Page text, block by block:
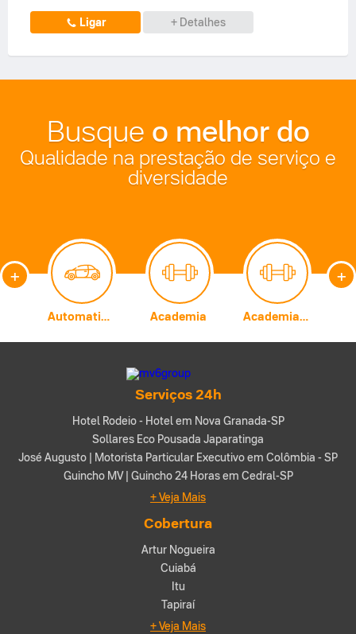
Ligar + Detalhes
Busque o melhor do
Qualidade na prestação de serviço e
diversidade
+
Automatização Comercial Academia Academia de Artes Marciais
+
Serviços 24h
Hotel Rodeio - Hotel em Nova Granada-SP
Sollares Eco Pousada Japaratinga
José Augusto | Motorista Particular Executivo em Colômbia - SP
Guincho MV | Guincho 24 Horas em Cedral-SP
+ Veja Mais
Cobertura
Artur Nogueira
Cuiabá
Itu
Tapiraí
+ Veja Mais